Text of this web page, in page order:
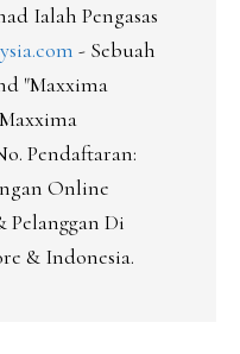
Ialah Pengasas
- Sebuah
"Maxxima
Pendaftaran:
Online
Pelanggan Di
& Indonesia.